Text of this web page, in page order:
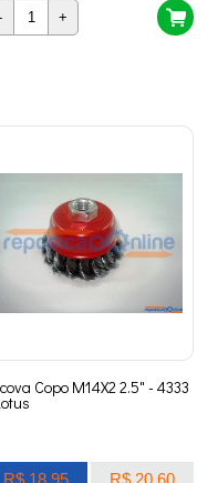
+
Copo M14X2 2.5" - 4333
R$ 18,95 R$ 20,60